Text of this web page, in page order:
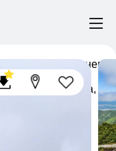
над уровнем
Это
хребта,